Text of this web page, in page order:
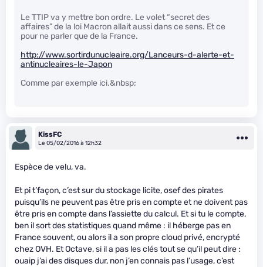
Le TTIP va y mettre bon ordre. Le volet “secret des
affaires” de la loi Macron allait aussi dans ce sens. Et ce
pour ne parler que de la France.
http://www.sortirdunucleaire.org/Lanceurs-d-alerte-et-
antinucleaires-le-Japon
Comme par exemple ici.&nbsp;
KissFC
Le 05/02/2016 à 12h32
Espèce de velu, va.
Et pi t’façon, c’est sur du stockage licite, osef des pirates
puisqu’ils ne peuvent pas être pris en compte et ne doivent pas
être pris en compte dans l’assiette du calcul. Et si tu le compte,
ben il sort des statistiques quand même : il héberge pas en
France souvent, ou alors il a son propre cloud privé, encrypté
chez OVH. Et Octave, si il a pas les clés tout se qu’il peut dire :
ouaip j’ai des disques dur, non j’en connais pas l’usage, c’est